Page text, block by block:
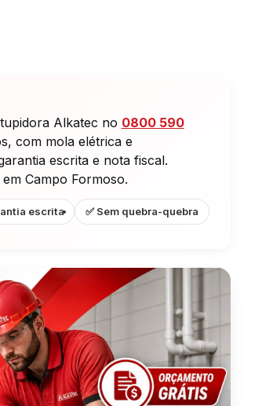
Alkatec no 0800 590
com mola elétrica e
escrita e nota fiscal.
Campo Formoso.
escrita ✅ Sem quebra-quebra